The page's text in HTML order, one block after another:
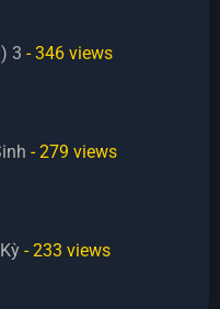
3 - 346 views
- 279 views
- 233 views